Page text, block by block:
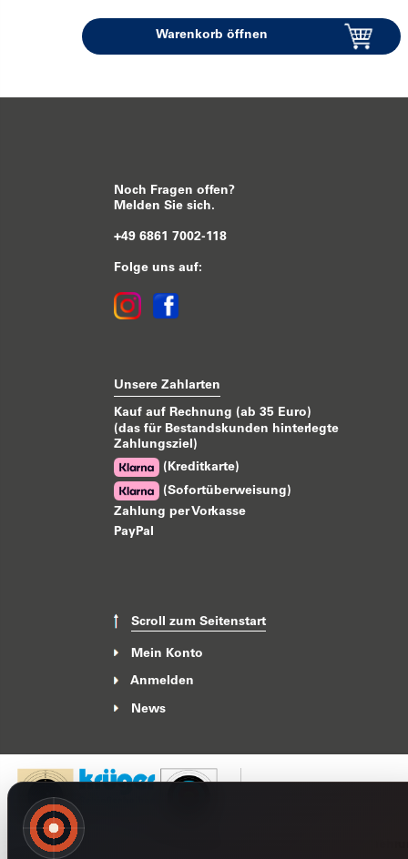
Warenkorb öffnen
Noch Fragen offen?
Melden Sie sich.
+49 6861 7002-118
Folge uns auf:
Unsere Zahlarten
Kauf auf Rechnung (ab 35 Euro)
(das für Bestandskunden hinterlegte
Zahlungsziel)
(Kreditkarte)
(Sofortüberweisung)
Zahlung per Vorkasse
PayPal
Scroll zum Seitenstart
Mein Konto
Anmelden
News
Impressum